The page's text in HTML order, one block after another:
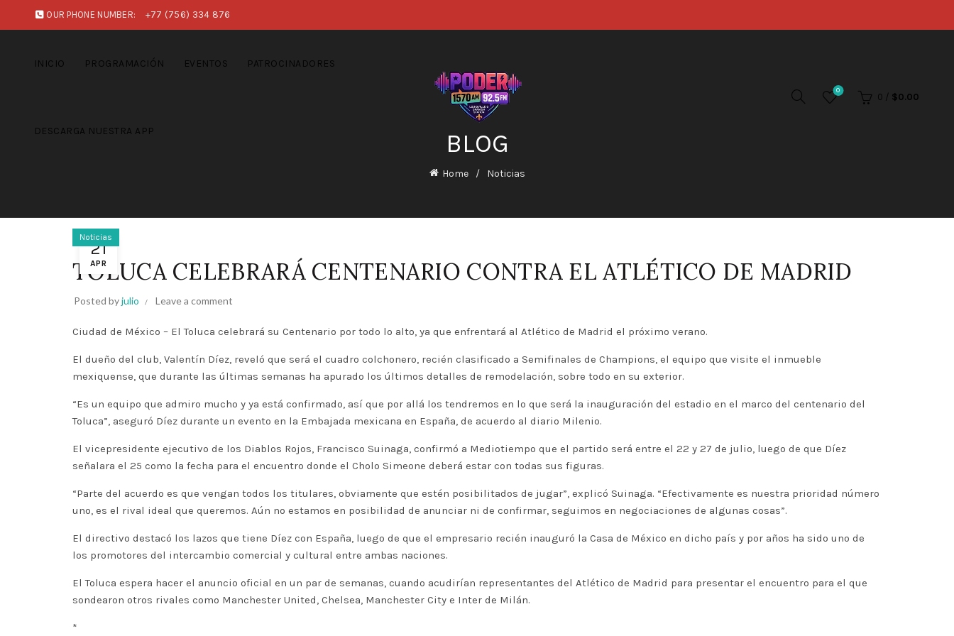
OUR PHONE NUMBER: +77 (756) 334 876
INICIO PROGRAMACIÓN EVENTOS PATROCINADORES
DESCARGA NUESTRA APP
0
0 / $0.00
BLOG
Home Noticias
21
APR
Noticias
TOLUCA CELEBRARÁ CENTENARIO CONTRA EL ATLÉTICO DE MADRID
Posted byjulio Leave a comment
Ciudad de México – El Toluca celebrará su Centenario por todo lo alto, ya que enfrentará al Atlético de Madrid el próximo verano.
El dueño del club, Valentín Díez, reveló que será el cuadro colchonero, recién clasificado a Semifinales de Champions, el equipo que visite el inmueble
mexiquense, que durante las últimas semanas ha apurado los últimos detalles de remodelación, sobre todo en su exterior.
“Es un equipo que admiro mucho y ya está confirmado, así que por allá los tendremos en lo que será la inauguración del estadio en el marco del centenario del
Toluca”, aseguró Díez durante un evento en la Embajada mexicana en España, de acuerdo al diario Milenio.
El vicepresidente ejecutivo de los Diablos Rojos, Francisco Suinaga, confirmó a Mediotiempo que el partido será entre el 22 y 27 de julio, luego de que Díez
señalara el 25 como la fecha para el encuentro donde el Cholo Simeone deberá estar con todas sus figuras.
“Parte del acuerdo es que vengan todos los titulares, obviamente que estén posibilitados de jugar”, explicó Suinaga. “Efectivamente es nuestra prioridad número
uno, es el rival ideal que queremos. Aún no estamos en posibilidad de anunciar ni de confirmar, seguimos en negociaciones de algunas cosas”.
El directivo destacó los lazos que tiene Díez con España, luego de que el empresario recién inauguró la Casa de México en dicho país y por años ha sido uno de
los promotores del intercambio comercial y cultural entre ambas naciones.
El Toluca espera hacer el anuncio oficial en un par de semanas, cuando acudirían representantes del Atlético de Madrid para presentar el encuentro para el que
sondearon otros rivales como Manchester United, Chelsea, Manchester City e Inter de Milán.
*